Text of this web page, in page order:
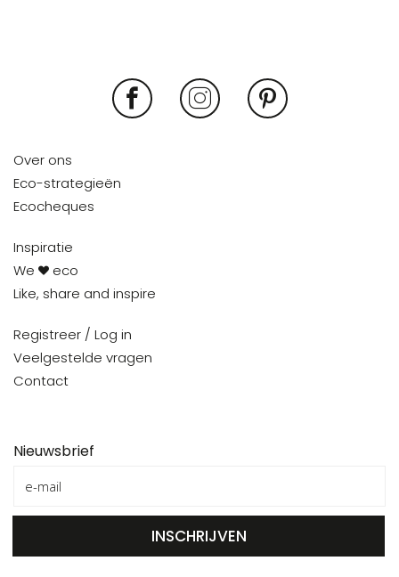
Over ons
Eco-strategieën
Ecocheques
Inspiratie
We
eco
Like, share and inspire
Registreer / Log in
Veelgestelde vragen
Contact
Nieuwsbrief
INSCHRIJVEN